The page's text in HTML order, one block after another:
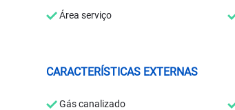
Área serviço
CARACTERÍSTICAS EXTERNAS
Gás canalizado